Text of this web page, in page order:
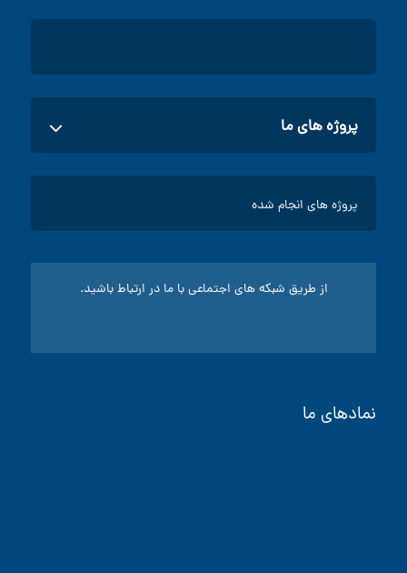
پروژه های ما
پروژه های اداری
پروژه های صنعتی
پروژه های انجام شده
از طریق شبکه های اجتماعی با ما در ارتباط باشید.
نمادهای ما